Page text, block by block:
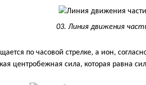
03. Линия движения
по часовой стрелке, а ион,
центробежная сила, которая равна